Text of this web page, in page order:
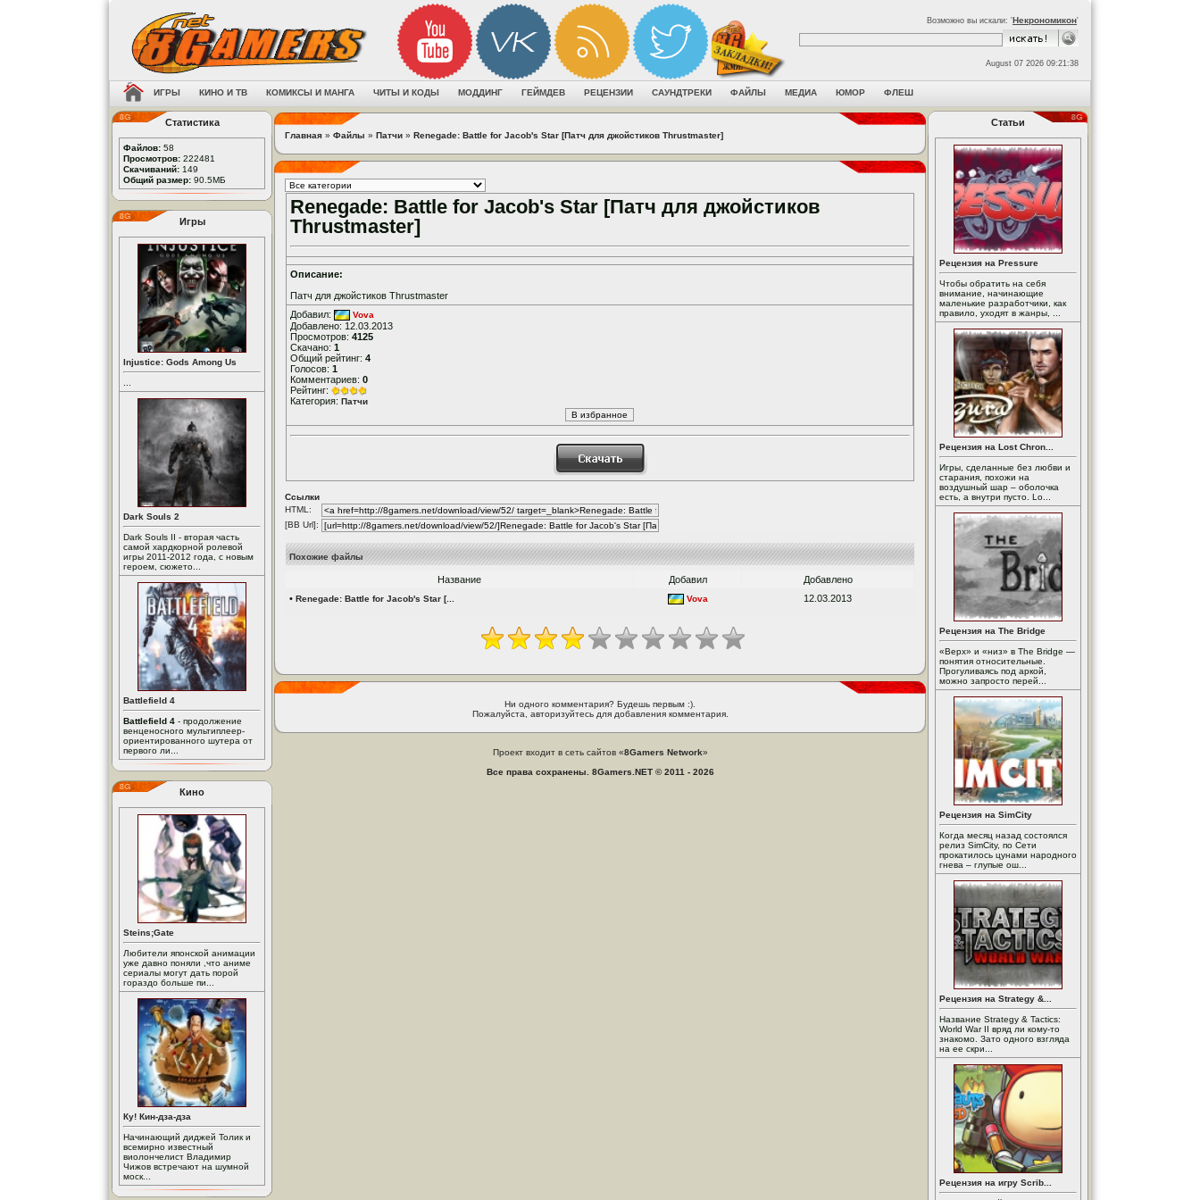
Возможно вы искали: 'Некрономикон'
August 07 2026 09:21:38
ИГРЫ КИНО И ТВ КОМИКСЫ И МАНГА ЧИТЫ И КОДЫ МОДДИНГ ГЕЙМДЕВ РЕЦЕНЗИИ САУНДТРЕКИ ФАЙЛЫ МЕДИА ЮМОР ФЛЕШ
Статистика
Файлов: 58
Просмотров: 222481
Скачиваний: 149
Общий размер: 90.5МБ
Игры
Injustice: Gods Among Us
Dark Souls 2
Dark Souls II - вторая часть
самой хардкорной ролевой
игры 2011-2012 года, с новым
героем, сюжето...
Battlefield 4
Battlefield 4 - продолжение
венценосного мультиплеер-
ориентированного шутера от
первого ли...
Кино
Steins;Gate
Любители японской анимации
уже давно поняли ,что аниме
сериалы могут дать порой
гораздо больше пи...
Ку! Кин-дза-дза
Начинающий диджей Толик и
всемирно известный
виолончелист Владимир
Чижов встречают на шумной
моск...
Главная » Файлы » Патчи » Renegade: Battle for Jacob's Star [Патч для джойстиков Thrustmaster]
Renegade: Battle for Jacob's Star [Патч для джойстиков
Thrustmaster]
Описание:
Патч для джойстиков Thrustmaster
Добавил:
Vova
Добавлено: 12.03.2013
Просмотров: 4125
Скачано: 1
Общий рейтинг: 4
Голосов: 1
Комментариев: 0
Рейтинг:
Категория: Патчи
Ссылки
HTML:
[BB Url]:
Похожие файлы
Название Добавил
Добавлено
• Renegade: Battle for Jacob's Star [... Vova 12.03.2013
Ни одного комментария? Будешь первым :).
Пожалуйста, авторизуйтесь для добавления комментария.
Проект входит в сеть сайтов «8Gamers Network»
Все права сохранены. 8Gamers.NET © 2011 - 2026
Статьи
Рецензия на Pressure
Чтобы обратить на себя
внимание, начинающие
маленькие разработчики, как
правило, уходят в жанры, ...
Рецензия на Lost Chron...
Игры, сделанные без любви и
старания, похожи на
воздушный шар – оболочка
есть, а внутри пусто. Lo...
Рецензия на The Bridge
«Верх» и «низ» в The Bridge —
понятия относительные.
Прогуливаясь под аркой,
можно запросто перей...
Рецензия на SimCity
Когда месяц назад состоялся
релиз SimCity, по Сети
прокатилось цунами народного
гнева – глупые ош...
Рецензия на Strategy &...
Название Strategy & Tactics:
World War II вряд ли кому-то
знакомо. Зато одного взгляда
на ее скри...
Рецензия на игру Scrib...